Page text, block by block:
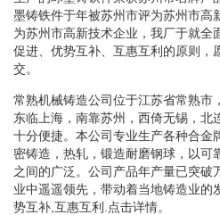
墨铸铁件于年被苏州市评为苏州市高
为苏州市高新技术企业，我厂于就全
促进、优势互补、互惠互利的原则，
交。
常熟机械铸造公司位于江苏省常熟市
东临上海，南靠苏州，西倚无锡，北
十分便捷。本公司专业生产各种合金
密铸造，热轧，锻造耐磨钢球，以可
之间的广泛。公司产品年产量已突破
业中遥遥领先，带动着当地铸造业的
势互补,互惠互利.点击详情。